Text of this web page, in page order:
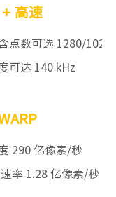
高速
点数可选 1280/
可达 140 kHz
290 亿像素/秒
率 1.28 亿像素/秒